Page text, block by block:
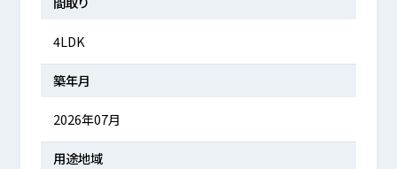
4LDK
築年月
2026年07月
用途地域